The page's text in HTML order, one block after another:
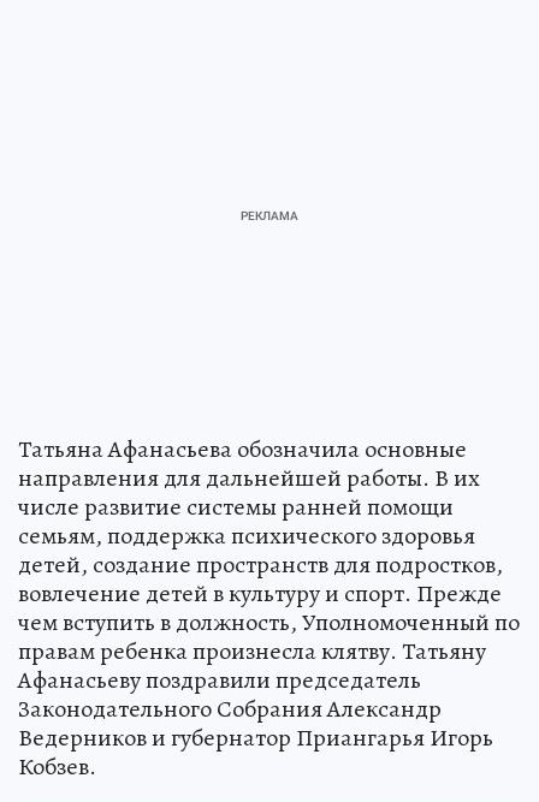
Татьяна Афанасьева обозначила основные
направления для дальнейшей работы. В их
числе развитие системы ранней помощи
семьям, поддержка психического здоровья
детей, создание пространств для подростков,
вовлечение детей в культуру и спорт. Прежде
чем вступить в должность, Уполномоченный по
правам ребенка произнесла клятву. Татьяну
Афанасьеву поздравили председатель
Законодательного Собрания Александр
Ведерников и губернатор Приангарья Игорь
Кобзев.